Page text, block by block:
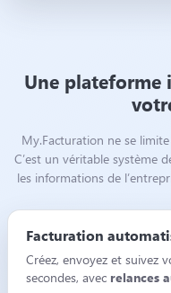
Une
My.Facturation ne se
C’est un véritable système
les informations de
Facturation
Créez, envoyez et suivez
secondes, avec relances